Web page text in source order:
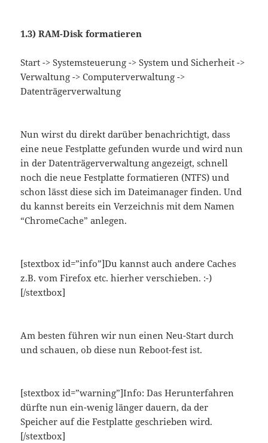
1.3) RAM-Disk formatieren
Start -> Systemsteuerung -> System und Sicherheit ->
Verwaltung -> Computerverwaltung ->
Datenträgerverwaltung
Nun wirst du direkt darüber benachrichtigt, dass
eine neue Festplatte gefunden wurde und wird nun
in der Datenträgerverwaltung angezeigt, schnell
noch die neue Festplatte formatieren (NTFS) und
schon lässt diese sich im Dateimanager finden. Und
du kannst bereits ein Verzeichnis mit dem Namen
“ChromeCache” anlegen.
[stextbox id=”info”]Du kannst auch andere Caches
z.B. vom Firefox etc. hierher verschieben. :-)
[/stextbox]
Am besten führen wir nun einen Neu-Start durch
und schauen, ob diese nun Reboot-fest ist.
[stextbox id=”warning”]Info: Das Herunterfahren
dürfte nun ein-wenig länger dauern, da der
Speicher auf die Festplatte geschrieben wird.
[/stextbox]